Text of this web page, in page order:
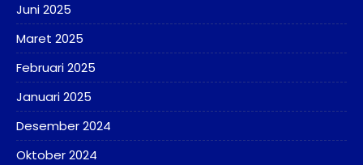
Juni 2025
Maret 2025
Februari 2025
Januari 2025
Desember 2024
Oktober 2024